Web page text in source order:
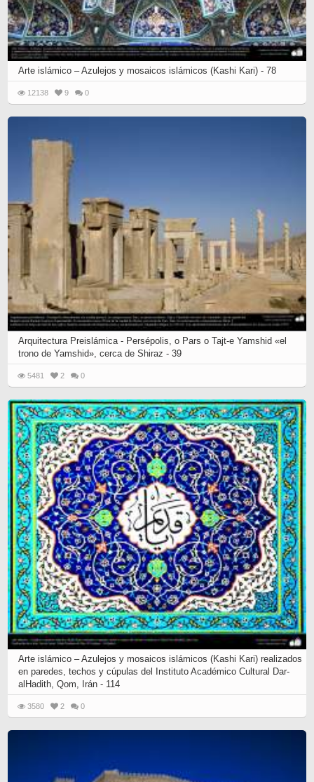
Arte islámico – Azulejos y mosaicos islámicos (Kashi Kari) - 78
12138 9 0
Arquitectura Preislámica - Persépolis, o Pars o Tajt-e Yamshid «el
trono de Yamshid», cerca de Shiraz - 39
5481 2 0
Arte islámico – Azulejos y mosaicos islámicos (Kashi Kari) realizados
en paredes, techos y cúpulas del Instituto Académico Cultural Dar-
alHadith, Qom, Irán - 114
3580 2 0